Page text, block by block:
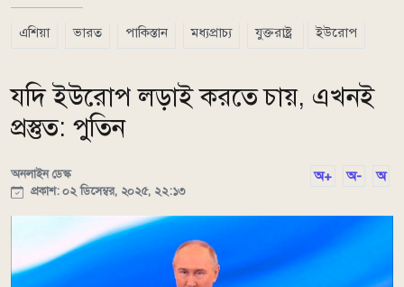
এশিয়া ভারত পাকিস্তান মধ্যপ্রাচ্য যুক্তরাষ্ট্র ইউরোপ
যদি ইউরোপ লড়াই করতে চায়, এখনই
প্রস্তুত: পুতিন
অনলাইন ডেস্ক
প্রকাশ: ০২ ডিসেম্বর, ২০২৫, ২২:১৩
অ+ অ- অ